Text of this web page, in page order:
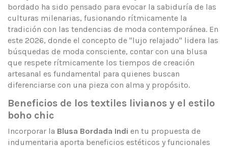
bordado ha sido pensado para evocar la sabiduría de las
culturas milenarias, fusionando rítmicamente la
tradición con las tendencias de moda contemporánea. En
este 2026, donde el concepto de "lujo relajado" lidera las
búsquedas de moda consciente, contar con una blusa
que respete rítmicamente los tiempos de creación
artesanal es fundamental para quienes buscan
diferenciarse con una pieza con alma y propósito.
Beneficios de los textiles livianos y el estilo
boho chic
Incorporar la Blusa Bordada Indi en tu propuesta de
indumentaria aporta beneficios estéticos y funcionales